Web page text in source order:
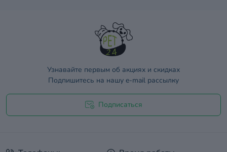
Узнавайте первым об акциях и скидках
Подпишитесь на нашу e-mail рассылку
Подписаться